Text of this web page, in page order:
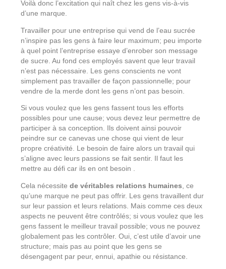
Voilà donc l’excitation qui naît chez les gens vis-à-vis
d’une marque.
Travailler pour une entreprise qui vend de l’eau sucrée
n’inspire pas les gens à faire leur maximum; peu importe
à quel point l’entreprise essaye d’enrober son message
de sucre. Au fond ces employés savent que leur travail
n’est pas nécessaire. Les gens conscients ne vont
simplement pas travailler de façon passionnelle; pour
vendre de la merde dont les gens n’ont pas besoin.
Si vous voulez que les gens fassent tous les efforts
possibles pour une cause; vous devez leur permettre de
participer à sa conception. Ils doivent ainsi pouvoir
peindre sur ce canevas une chose qui vient de leur
propre créativité. Le besoin de faire alors un travail qui
s’aligne avec leurs passions se fait sentir. Il faut les
mettre au défi car ils en ont besoin .
Cela nécessite de véritables relations humaines, ce
qu’une marque ne peut pas offrir. Les gens travaillent dur
sur leur passion et leurs relations. Mais comme ces deux
aspects ne peuvent être contrôlés; si vous voulez que les
gens fassent le meilleur travail possible; vous ne pouvez
globalement pas les contrôler. Oui, c’est utile d’avoir une
structure; mais pas au point que les gens se
désengagent par peur, ennui, apathie ou résistance.